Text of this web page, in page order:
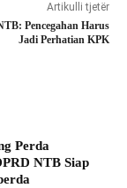
Artikulli tjetër
Pencegahan Harus
Jadi Perhatian KPK
Perda
NTB Siap